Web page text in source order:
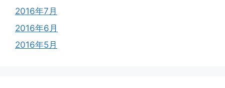
2016年7月
2016年6月
2016年5月